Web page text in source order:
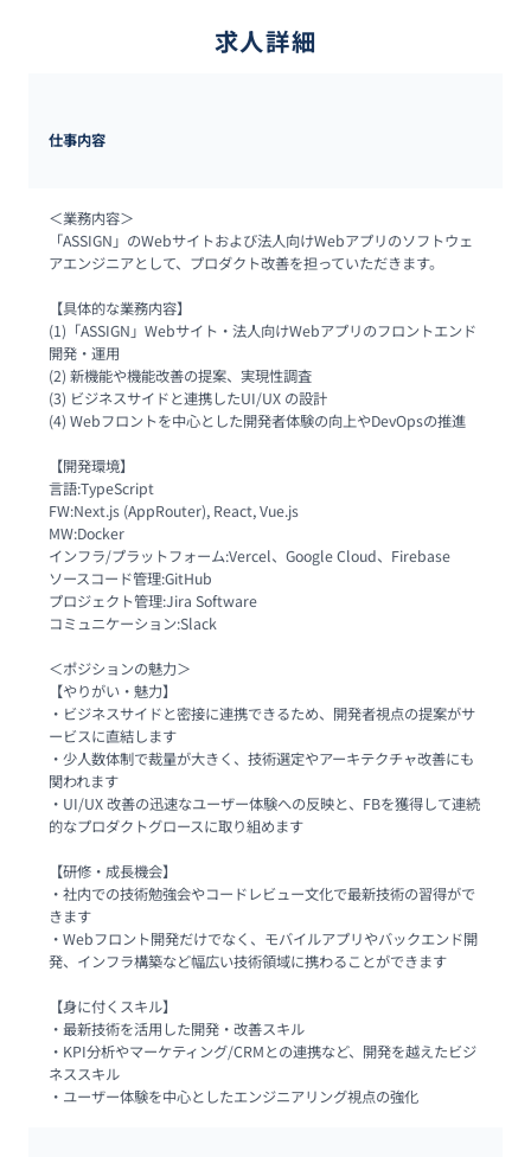
求人詳細
仕事内容
＜業務内容＞
「ASSIGN」のWebサイトおよび法人向けWebアプリのソフトウェ
アエンジニアとして、プロダクト改善を担っていただきます。
【具体的な業務内容】
(1)「ASSIGN」Webサイト・法人向けWebアプリのフロントエンド
開発・運用
(2) 新機能や機能改善の提案、実現性調査
(3) ビジネスサイドと連携したUI/UX の設計
(4) Webフロントを中心とした開発者体験の向上やDevOpsの推進
【開発環境】
言語:TypeScript
FW:Next.js (AppRouter), React, Vue.js
MW:Docker
インフラ/プラットフォーム:Vercel、Google Cloud、Firebase
ソースコード管理:GitHub
プロジェクト管理:Jira Software
コミュニケーション:Slack
＜ポジションの魅力＞
【やりがい・魅力】
・ビジネスサイドと密接に連携できるため、開発者視点の提案がサ
ービスに直結します
・少人数体制で裁量が大きく、技術選定やアーキテクチャ改善にも
関われます
・UI/UX 改善の迅速なユーザー体験への反映と、FBを獲得して連続
的なプロダクトグロースに取り組めます
【研修・成長機会】
・社内での技術勉強会やコードレビュー文化で最新技術の習得がで
きます
・Webフロント開発だけでなく、モバイルアプリやバックエンド開
発、インフラ構築など幅広い技術領域に携わることができます
【身に付くスキル】
・最新技術を活用した開発・改善スキル
・KPI分析やマーケティング/CRMとの連携など、開発を越えたビジ
ネススキル
・ユーザー体験を中心としたエンジニアリング視点の強化